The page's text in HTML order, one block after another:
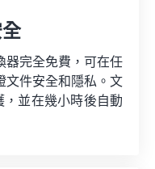
器完全免費，可在任
文件安全和隱私。文
並在幾小時後自動